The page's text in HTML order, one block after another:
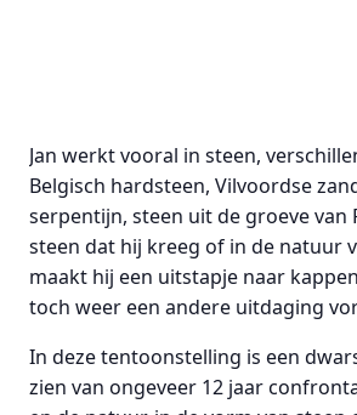
Jan werkt vooral in steen,
Belgisch hardsteen, Vilvoordse
serpentijn, steen uit de groeve van
steen dat hij kreeg of in de natuur
maakt hij een uitstapje naar
toch weer een andere uitdaging
In deze tentoonstelling is een
zien van ongeveer 12 jaar